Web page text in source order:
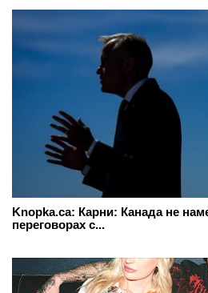
Knopka.ca: Карни: Канада не
переговорах с...